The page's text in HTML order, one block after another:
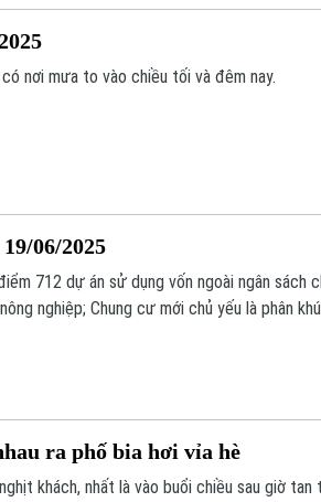
nơi mưa to vào chiều tối và đêm nay.
06/2025
712 dự án sử dụng vốn ngoài ngân sách
nghiệp; Chung cư mới chủ yếu là phân
ra phố bia hơi vỉa hè
khách, nhất là vào buổi chiều sau giờ tan